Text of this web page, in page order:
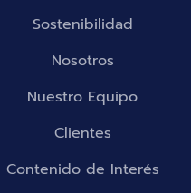
Sostenibilidad
Nosotros
Nuestro Equipo
Clientes
Contenido de Interés